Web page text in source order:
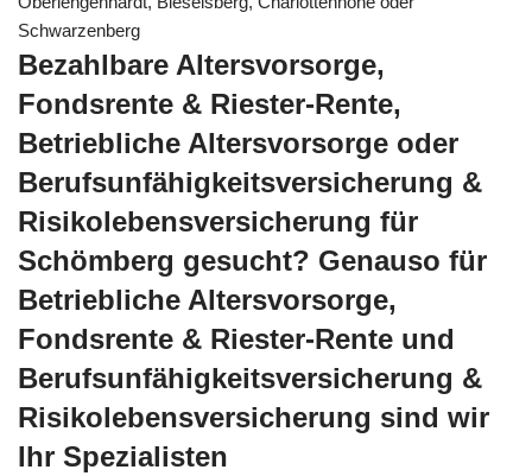
Schwarzenberg
Bezahlbare Altersvorsorge,
Fondsrente & Riester-Rente,
Betriebliche Altersvorsorge oder
Berufsunfähigkeitsversicherung &
Risikolebensversicherung für
Schömberg gesucht? Genauso für
Betriebliche Altersvorsorge,
Fondsrente & Riester-Rente und
Berufsunfähigkeitsversicherung &
Risikolebensversicherung sind wir
Ihr Spezialisten